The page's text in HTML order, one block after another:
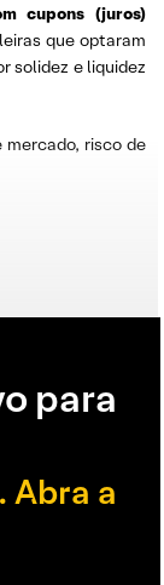
cupons (juros)
que optaram
solidez e liquidez
mercado, risco de
para
Abra a